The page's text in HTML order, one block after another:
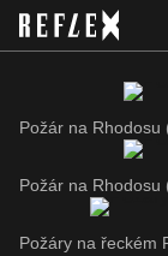
Požár na Rhodosu
Požár na Rhodosu
Požáry na řeckém